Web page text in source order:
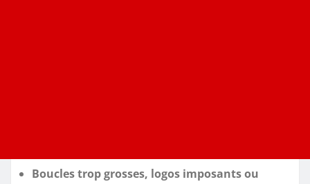
Boucles trop grosses, logos imposants ou